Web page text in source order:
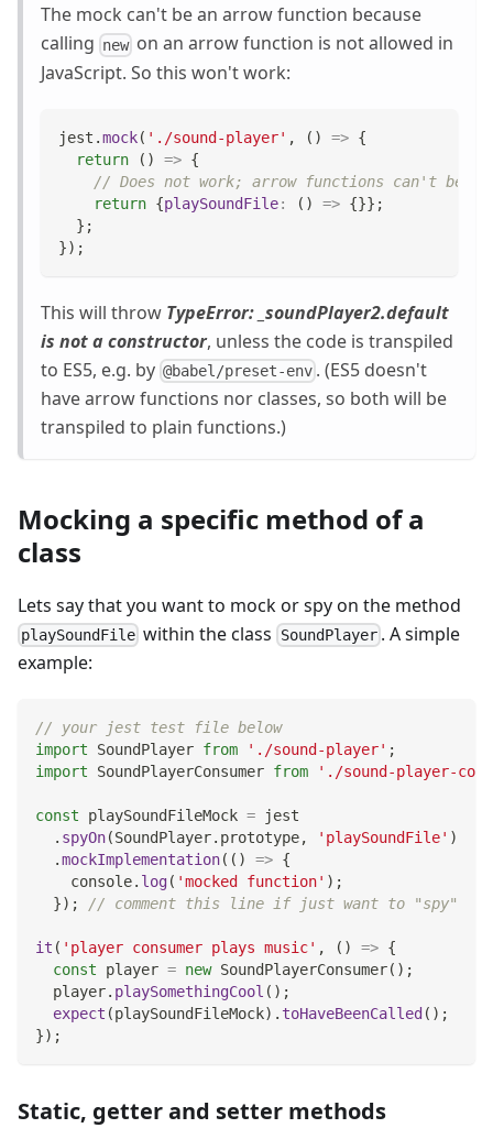
The mock can't be an arrow function because
calling new on an arrow function is not allowed in
JavaScript. So this won't work:
jest .mock( './sound-player' , ( ) => {
return
( ) => {
// Does not work; arrow functions can't be
return {playSoundFile: ( ) => {}} ;
} ;
}) ;
This will throw TypeError: soundPlayer2.default
is not a constructor, unless the code is transpiled
to ES5, e.g. by @babel/preset-env . (ES5 doesn't
have arrow functions nor classes, so both will be
transpiled to plain functions.)
Mocking a specific method of a
class
Lets say that you want to mock or spy on the method
playSoundFile within the class SoundPlayer. A simple
example:
// your jest test file below
import
SoundPlayer from './sound-player' ;
import
SoundPlayerConsumer from './sound-player-
const playSoundFileMock = jest
. spyOn(SoundPlayer. prototype, 'playSoundFile' )
.mockImplementation( ( ) => {
console. log( 'mocked function' ) ;
}) ; // comment this line if just want to "spy"
it ( 'player consumer plays music' , ( ) => {
const player = new SoundPlayerConsumer( ) ;
  player
. playSomethingCool ( ) ;
expect (playSoundFileMock) . toHaveBeenCalled ( ) ;
}) ;
Static, getter and setter methods